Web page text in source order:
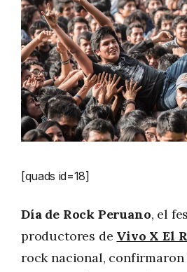
[quads id=18]
Día de Rock Peruano, el
productores de Vivo X El
rock nacional,